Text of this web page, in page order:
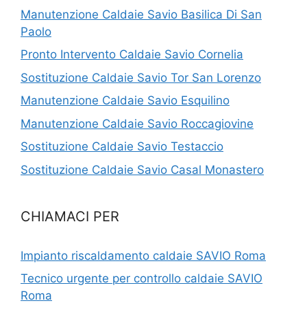
Manutenzione Caldaie Savio Basilica Di San
Paolo
Pronto Intervento Caldaie Savio Cornelia
Sostituzione Caldaie Savio Tor San Lorenzo
Manutenzione Caldaie Savio Esquilino
Manutenzione Caldaie Savio Roccagiovine
Sostituzione Caldaie Savio Testaccio
Sostituzione Caldaie Savio Casal Monastero
CHIAMACI PER
Impianto riscaldamento caldaie SAVIO Roma
Tecnico urgente per controllo caldaie SAVIO
Roma